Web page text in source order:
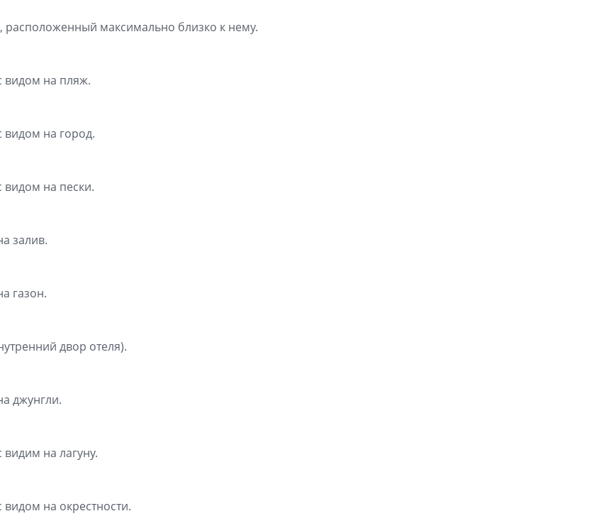
максимально близко к нему.
видом на пляж.
видом на город.
видом на пески.
залив.
газон.
двор отеля).
джунгли.
на лагуну.
на окрестности.